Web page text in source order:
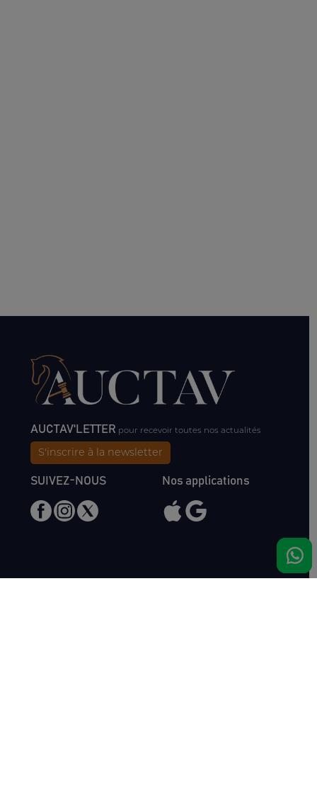
AUCTAV'LETTER pour recevoir toutes nos actualités
S'inscrire à la newsletter
SUIVEZ-NOUS Nos applications